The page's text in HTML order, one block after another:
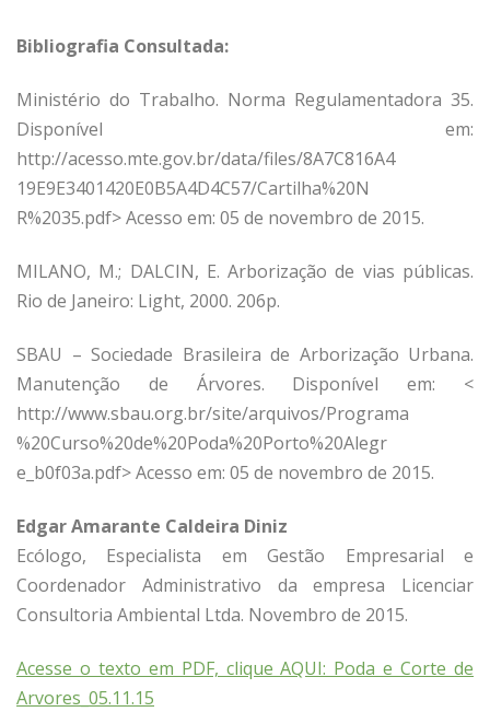
Bibliografia Consultada:
Ministério do Trabalho. Norma Regulamentadora 35.
Disponível em:
http://acesso.mte.gov.br/data/files/8A7C816A4
19E9E3401420E0B5A4D4C57/Cartilha%20N
R%2035.pdf> Acesso em: 05 de novembro de 2015.
MILANO, M.; DALCIN, E. Arborização de vias públicas.
Rio de Janeiro: Light, 2000. 206p.
SBAU – Sociedade Brasileira de Arborização Urbana.
Manutenção de Árvores. Disponível em: <
http://www.sbau.org.br/site/arquivos/Programa
%20Curso%20de%20Poda%20Porto%20Alegr
e_b0f03a.pdf> Acesso em: 05 de novembro de 2015.
Edgar Amarante Caldeira Diniz
Ecólogo, Especialista em Gestão Empresarial e
Coordenador Administrativo da empresa Licenciar
Consultoria Ambiental Ltda. Novembro de 2015.
Acesse o texto em PDF, clique AQUI: Poda e Corte de
Arvores_05.11.15